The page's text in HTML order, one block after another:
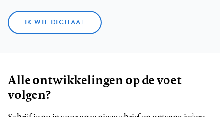
IK WIL DIGITAAL
Alle ontwikkelingen op de voet
volgen?